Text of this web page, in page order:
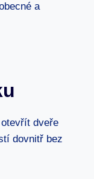
a
dveře
dovnitř bez